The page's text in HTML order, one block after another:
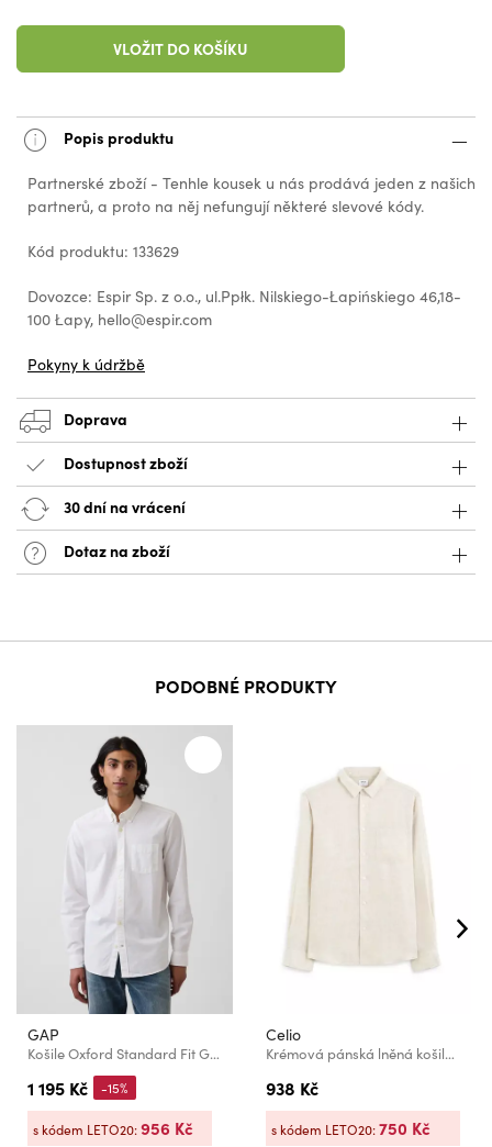
VLOŽIT DO KOŠÍKU
Popis produktu
Partnerské zboží - Tenhle kousek u nás prodává jeden z našich
partnerů, a proto na něj nefungují některé slevové kódy.
Kód produktu: 133629
Dovozce: Espir Sp. z o.o., ul.Ppłk. Nilskiego-Łapińskiego 46,18-
100 Łapy, hello@espir.com
Pokyny k údržbě
Doprava
Dostupnost zboží
30 dní na vrácení
Dotaz na zboží
PODOBNÉ PRODUKTY
GAP
Košile Oxford Standard Fit GAP
1 195 Kč -15%
s kódem LETO20:956 Kč
Celio
Krémová pánská lněná košile Celio Daflix
938 Kč
s kódem LETO20:750 Kč